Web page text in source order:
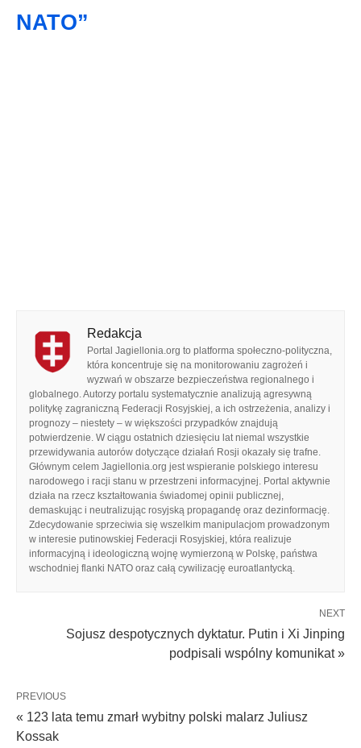
NATO”
Redakcja
Portal Jagiellonia.org to platforma społeczno-polityczna,
która koncentruje się na monitorowaniu zagrożeń i
wyzwań w obszarze bezpieczeństwa regionalnego i
globalnego. Autorzy portalu systematycznie analizują agresywną
politykę zagraniczną Federacji Rosyjskiej, a ich ostrzeżenia, analizy i
prognozy – niestety – w większości przypadków znajdują
potwierdzenie. W ciągu ostatnich dziesięciu lat niemal wszystkie
przewidywania autorów dotyczące działań Rosji okazały się trafne.
Głównym celem Jagiellonia.org jest wspieranie polskiego interesu
narodowego i racji stanu w przestrzeni informacyjnej. Portal aktywnie
działa na rzecz kształtowania świadomej opinii publicznej,
demaskując i neutralizując rosyjską propagandę oraz dezinformację.
Zdecydowanie sprzeciwia się wszelkim manipulacjom prowadzonym
w interesie putinowskiej Federacji Rosyjskiej, która realizuje
informacyjną i ideologiczną wojnę wymierzoną w Polskę, państwa
wschodniej flanki NATO oraz całą cywilizację euroatlantycką.
NEXT
Sojusz despotycznych dyktatur. Putin i Xi Jinping
podpisali wspólny komunikat »
PREVIOUS
« 123 lata temu zmarł wybitny polski malarz Juliusz
Kossak